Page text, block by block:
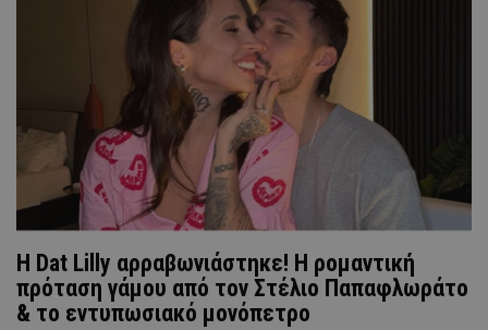
Η Dat Lilly αρραβωνιάστηκε! Η ρομαντική
πρόταση γάμου από τον Στέλιο Παπαφλωράτο
& το εντυπωσιακό μονόπετρο